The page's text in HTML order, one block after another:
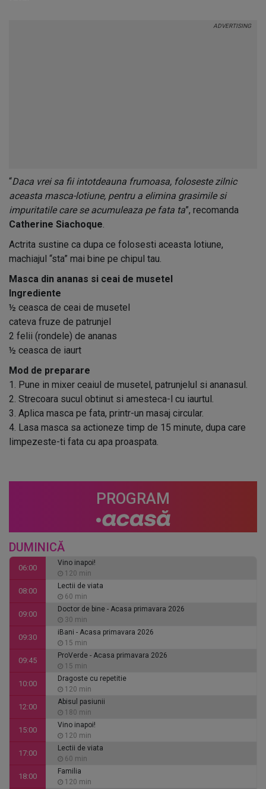
“Daca vrei sa fii intotdeauna frumoasa, foloseste zilnic
aceasta masca-lotiune, pentru a elimina grasimile si
impuritatile care se acumuleaza pe fata ta”, recomanda
Catherine Siachoque.
Actrita sustine ca dupa ce folosesti aceasta lotiune,
machiajul “sta” mai bine pe chipul tau.
Masca din ananas si ceai de musetel
Ingrediente
½ ceasca de ceai de musetel
cateva fruze de patrunjel
2 felii (rondele) de ananas
½ ceasca de iaurt
Mod de preparare
1. Pune in mixer ceaiul de musetel, patrunjelul si ananasul.
2. Strecoara sucul obtinut si amesteca-l cu iaurtul.
3. Aplica masca pe fata, printr-un masaj circular.
4. Lasa masca sa actioneze timp de 15 minute, dupa care
limpezeste-ti fata cu apa proaspata.
PROGRAM
DUMINICĂ
06:00
Vino inapoi!
120 min
08:00
Lectii de viata
60 min
09:00
Doctor de bine - Acasa primavara 2026
30 min
09:30
iBani - Acasa primavara 2026
15 min
09:45
ProVerde - Acasa primavara 2026
15 min
10:00
Dragoste cu repetitie
120 min
12:00
Abisul pasiunii
180 min
15:00
Vino inapoi!
120 min
17:00
Lectii de viata
60 min
18:00
Familia
120 min